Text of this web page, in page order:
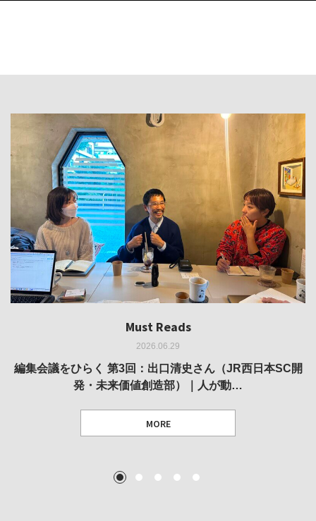
Must Reads
2026.06.29
編集会議をひらく 第3回：出口清史さん（JR西日本SC開
発・未来価値創造部）｜人が動…
MORE
Must Reads
2026.05.14
REVIEW｜果たして美術家・梅津庸一は、「大阪のゆかり
作家」となることができたのか…
Must Reads
2026.03.11
REPORT｜博覧会の残像
MORE
Must Reads
2026.02.25
REVIEW｜菊池聡太朗 個展「余りの風景」
MORE
Must Reads
2025.10.01
REVIEW｜生の存在証明としての線——「ライフライン」
展
1 2 3 4 5